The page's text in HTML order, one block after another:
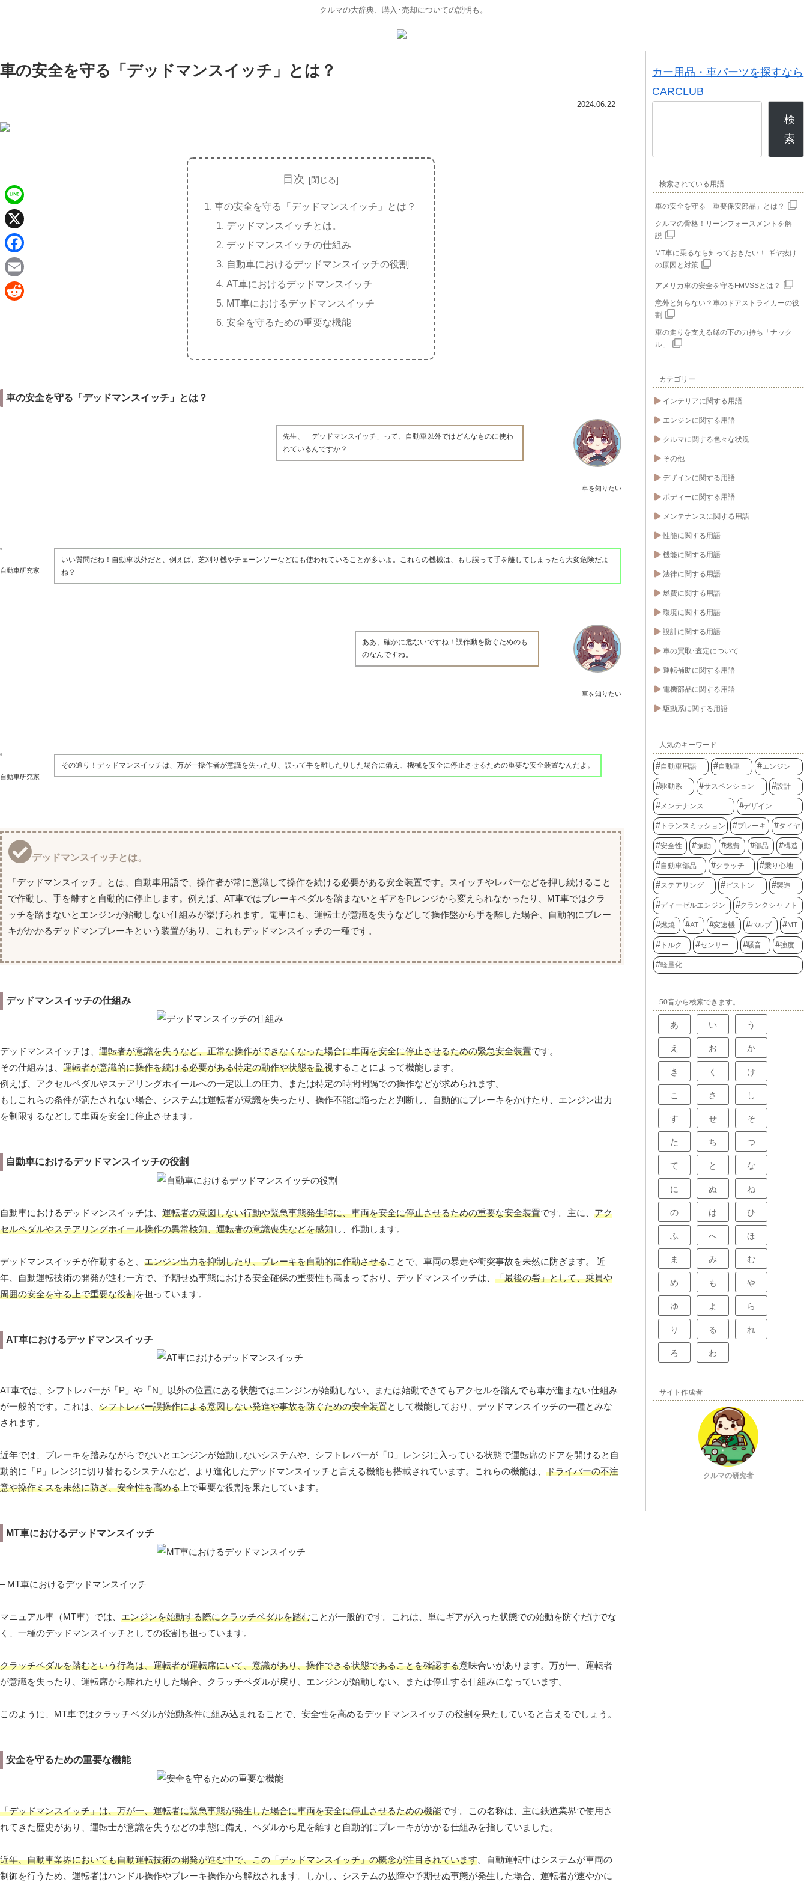
クルマの大辞典、購入･売却についての説明も。
車の安全を守る「デッドマンスイッチ」とは？
2024.06.22
目次
車の安全を守る「デッドマンスイッチ」とは？
デッドマンスイッチとは。
デッドマンスイッチの仕組み
自動車におけるデッドマンスイッチの役割
AT車におけるデッドマンスイッチ
MT車におけるデッドマンスイッチ
安全を守るための重要な機能
車の安全を守る「デッドマンスイッチ」とは？
車を知りたい
先生、「デッドマンスイッチ」って、自動車以外ではどんなものに使わ
れているんですか？
自動車研究家
いい質問だね！自動車以外だと、例えば、芝刈り機やチェーンソーなどにも使われていることが多いよ。これらの機械は、もし誤って手を離してしまったら大変危険だよ
ね？
車を知りたい
ああ、確かに危ないですね！誤作動を防ぐためのも
のなんですね。
自動車研究家
その通り！デッドマンスイッチは、万が一操作者が意識を失ったり、誤って手を離したりした場合に備え、機械を安全に停止させるための重要な安全装置なんだよ。
デッドマンスイッチとは。
「デッドマンスイッチ」とは、自動車用語で、操作者が常に意識して操作を続ける必要がある安全装置です。スイッチやレバーなどを押し続けること
で作動し、手を離すと自動的に停止します。例えば、AT車ではブレーキペダルを踏まないとギアをPレンジから変えられなかったり、MT車ではクラ
ッチを踏まないとエンジンが始動しない仕組みが挙げられます。電車にも、運転士が意識を失うなどして操作盤から手を離した場合、自動的にブレー
キがかかるデッドマンブレーキという装置があり、これもデッドマンスイッチの一種です。
デッドマンスイッチの仕組み
デッドマンスイッチは、 運転者が意識を失うなど、正常な操作ができなくなった場合に車両を安全に停止させるための緊急安全装置です。
その仕組みは、 運転者が意識的に操作を続ける必要がある特定の動作や状態を監視することによって機能します。
例えば、アクセルペダルやステアリングホイールへの一定以上の圧力、または特定の時間間隔での操作などが求められます。
もしこれらの条件が満たされない場合、システムは運転者が意識を失ったり、操作不能に陥ったと判断し、自動的にブレーキをかけたり、エンジン出力
を制限するなどして車両を安全に停止させます。
自動車におけるデッドマンスイッチの役割
自動車におけるデッドマンスイッチは、 運転者の意図しない行動や緊急事態発生時に、車両を安全に停止させるための重要な安全装置です。主に、 アク
セルペダルやステアリングホイール操作の異常検知、運転者の意識喪失などを感知し、作動します。
デッドマンスイッチが作動すると、 エンジン出力を抑制したり、ブレーキを自動的に作動させることで、車両の暴走や衝突事故を未然に防ぎます。 近
年、自動運転技術の開発が進む一方で、予期せぬ事態における安全確保の重要性も高まっており、デッドマンスイッチは、 「最後の砦」として、乗員や
周囲の安全を守る上で重要な役割を担っています。
AT車におけるデッドマンスイッチ
AT車では、シフトレバーが「P」や「N」以外の位置にある状態ではエンジンが始動しない、または始動できてもアクセルを踏んでも車が進まない仕組み
が一般的です。これは、 シフトレバー誤操作による意図しない発進や事故を防ぐための安全装置として機能しており、デッドマンスイッチの一種とみな
されます。
近年では、ブレーキを踏みながらでないとエンジンが始動しないシステムや、シフトレバーが「D」レンジに入っている状態で運転席のドアを開けると自
動的に「P」レンジに切り替わるシステムなど、より進化したデッドマンスイッチと言える機能も搭載されています。これらの機能は、 ドライバーの不注
意や操作ミスを未然に防ぎ、安全性を高める 上で重要な役割を果たしています。
MT車におけるデッドマンスイッチ
– MT車におけるデッドマンスイッチ
マニュアル車（MT車）では、 エンジンを始動する際にクラッチペダルを踏むことが一般的です。これは、単にギアが入った状態での始動を防ぐだけでな
く、一種のデッドマンスイッチとしての役割も担っています。
クラッチペダルを踏むという行為は、運転者が運転席にいて、意識があり、操作できる状態であることを確認する意味合いがあります。万が一、運転者
が意識を失ったり、運転席から離れたりした場合、クラッチペダルが戻り、エンジンが始動しない、または停止する仕組みになっています。
このように、MT車ではクラッチペダルが始動条件に組み込まれることで、安全性を高めるデッドマンスイッチの役割を果たしていると言えるでしょう。
安全を守るための重要な機能
「デッドマンスイッチ」は、万が一、運転者に緊急事態が発生した場合に車両を安全に停止させるための機能です。この名称は、主に鉄道業界で使用さ
れてきた歴史があり、運転士が意識を失うなどの事態に備え、ペダルから足を離すと自動的にブレーキがかかる仕組みを指していました。
近年、自動車業界においても自動運転技術の開発が進む中で、この「デッドマンスイッチ」の概念が注目されています。自動運転中はシステムが車両の
制御を行うため、運転者はハンドル操作やブレーキ操作から解放されます。しかし、システムの故障や予期せぬ事態が発生した場合、運転者が速やかに
カー用品・車パーツを探すなら
CARCLUB
検
索
検索されている用語
車の安全を守る「重要保安部品」とは？
クルマの骨格！リーンフォースメントを解
説
MT車に乗るなら知っておきたい！ ギヤ抜け
の原因と対策
アメリカ車の安全を守るFMVSSとは？
意外と知らない？車のドアストライカーの役
割
車の走りを支える縁の下の力持ち「ナック
ル」
カテゴリー
インテリアに関する用語
エンジンに関する用語
クルマに関する色々な状況
その他
デザインに関する用語
ボディーに関する用語
メンテナンスに関する用語
性能に関する用語
機能に関する用語
法律に関する用語
燃費に関する用語
環境に関する用語
設計に関する用語
車の買取･査定について
運転補助に関する用語
電機部品に関する用語
駆動系に関する用語
人気のキーワード
自動車用語 自動車 エンジン
駆動系 サスペンション 設計
メンテナンス デザイン
トランスミッション ブレーキ タイヤ
安全性 振動 燃費 部品 構造
自動車部品 クラッチ 乗り心地
ステアリング ピストン 製造
ディーゼルエンジン クランクシャフト
燃焼 AT 変速機 バルブ MT
トルク センサー 騒音 強度
軽量化
50音から検索できます。
あ い う
え お か
き く け
こ さ し
す せ そ
た ち つ
て と な
に ぬ ね
の は ひ
ふ へ ほ
ま み む
め も や
ゆ よ ら
り る れ
ろ わ
サイト作成者
クルマの研究者
L
n
e
X
F
a
c
k
E